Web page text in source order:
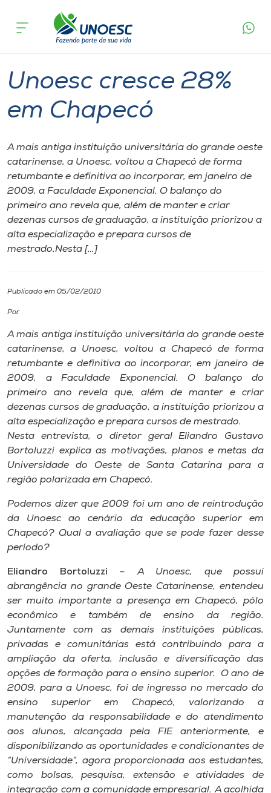
Cursos
Portal de Ensino
A
Diplomados
Cultura
CPA
Biblioteca
Editora
Rádio
Museu
Unoesc
Store
Selecione
o idioma
A+
A-
Unoesc cresce 28%
em Chapecó
A mais antiga instituição universitária do grande oeste
catarinense, a Unoesc, voltou a Chapecó de forma
retumbante e definitiva ao incorporar, em janeiro de
2009, a Faculdade Exponencial. O balanço do
primeiro ano revela que, além de manter e criar
dezenas cursos de graduação, a instituição priorizou a
alta especialização e prepara cursos de
mestrado.Nesta […]
Publicado em 05/02/2010
Por
A mais antiga instituição universitária do grande oeste
catarinense, a Unoesc, voltou a Chapecó de forma
retumbante e definitiva ao incorporar, em janeiro de
2009, a Faculdade Exponencial. O balanço do
primeiro ano revela que, além de manter e criar
dezenas cursos de graduação, a instituição priorizou a
alta especialização e prepara cursos de mestrado.
Nesta entrevista, o diretor geral Eliandro Gustavo
Bortoluzzi explica as motivações, planos e metas da
Universidade do Oeste de Santa Catarina para a
região polarizada em Chapecó.
Podemos dizer que 2009 foi um ano de reintrodução
da Unoesc ao cenário da educação superior em
Chapecó? Qual a avaliação que se pode fazer desse
período?
Eliandro Bortoluzzi – A Unoesc, que possui
abrangência no grande Oeste Catarinense, entendeu
ser muito importante a presença em Chapecó, pólo
econômico e também de ensino da região.
Juntamente com as demais instituições públicas,
privadas e comunitárias está contribuindo para a
ampliação da oferta, inclusão e diversificação das
opções de formação para o ensino superior. O ano de
2009, para a Unoesc, foi de ingresso no mercado do
ensino superior em Chapecó, valorizando a
manutenção da responsabilidade e do atendimento
aos alunos, alcançada pela FIE anteriormente, e
disponibilizando as oportunidades e condicionantes de
“Universidade”, agora proporcionada aos estudantes,
como bolsas, pesquisa, extensão e atividades de
integração com a comunidade empresarial. A acolhida